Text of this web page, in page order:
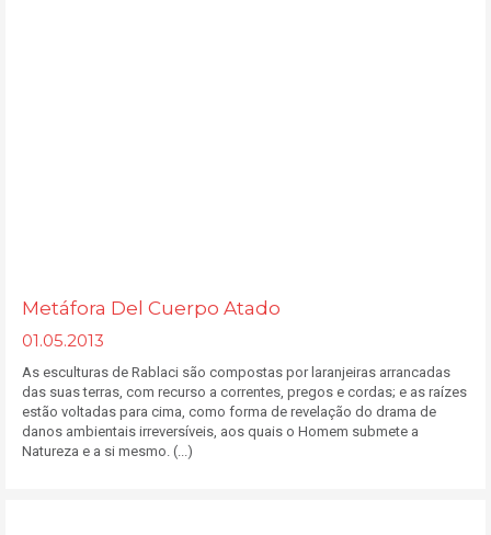
Metáfora Del Cuerpo Atado
01.05.2013
As esculturas de Rablaci são compostas por laranjeiras arrancadas
das suas terras, com recurso a correntes, pregos e cordas; e as raízes
estão voltadas para cima, como forma de revelação do drama de
danos ambientais irreversíveis, aos quais o Homem submete a
Natureza e a si mesmo. (...)